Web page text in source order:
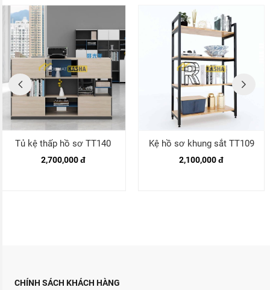
Tủ kệ thấp hồ sơ TT140
2,700,000 đ
Kệ hồ sơ khung sắt TT109
2,100,000 đ
CHÍNH SÁCH KHÁCH HÀNG